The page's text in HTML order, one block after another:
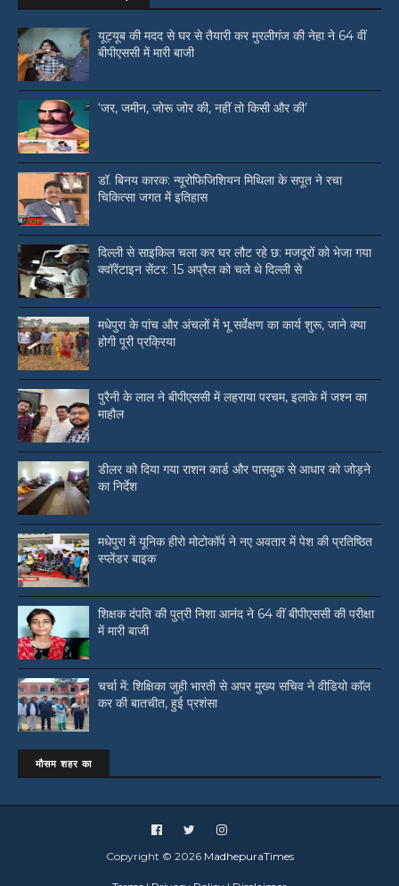
यूट्यूब की मदद से घर से तैयारी कर मुरलीगंज की नेहा ने 64 वीं
बीपीएससी में मारी बाजी
‘जर, जमीन, जोरू जोर की, नहीं तो किसी और की’
डॉ. बिनय कारक: न्यूरोफिजिशियन मिथिला के सपूत ने रचा
चिकित्सा जगत में इतिहास
दिल्ली से साइकिल चला कर घर लौट रहे छ: मजदूरों को भेजा गया
क्वॉरेंटाइन सेंटर: 15 अप्रैल को चले थे दिल्ली से
मधेपुरा के पांच और अंचलों में भू सर्वेक्षण का कार्य शुरू, जाने क्या
होगी पूरी प्रक्रिया
पुरैनी के लाल ने बीपीएससी में लहराया परचम, इलाके में जश्न का
माहौल
डीलर को दिया गया राशन कार्ड और पासबुक से आधार को जोड़ने
का निर्देश
मधेपुरा में यूनिक हीरो मोटोकॉर्प ने नए अवतार में पेश की प्रतिष्ठित
स्प्लेंडर बाइक
शिक्षक दंपति की पुत्री निशा आनंद ने 64 वीं बीपीएससी की परीक्षा
में मारी बाजी
चर्चा में: शिक्षिका जुही भारती से अपर मुख्य सचिव ने वीडियो काॅल
कर की बातचीत, हुई प्रशंसा
मौसम शहर का
Copyright © 2026 MadhepuraTimes